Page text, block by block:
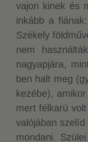
vajon kinek és
inkább a
Székely
nem
nagyapjára,
ben halt meg
kezébe),
mert félkarú
valójában
mondani.